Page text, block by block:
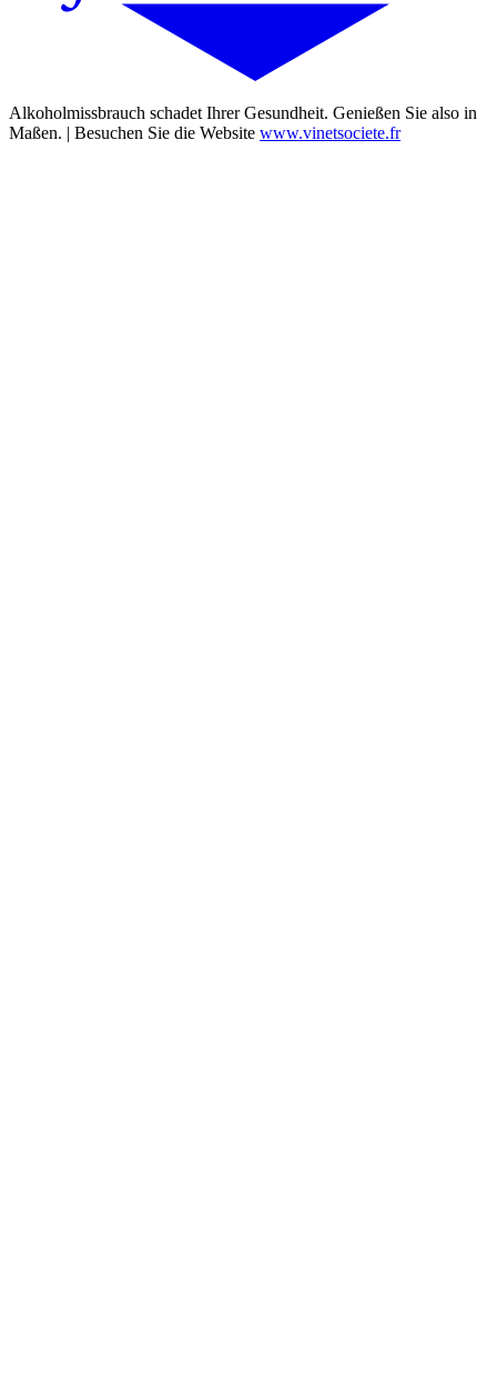
Alkoholmissbrauch schadet Ihrer Gesundheit. Genießen Sie also in
Maßen. | Besuchen Sie die Website www.vinetsociete.fr